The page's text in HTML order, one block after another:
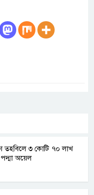
তহবিলে ৩ কোটি ৭০ লাখ
অয়েল